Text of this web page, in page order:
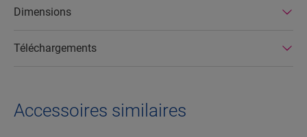
Dimensions
Téléchargements
Accessoires similaires